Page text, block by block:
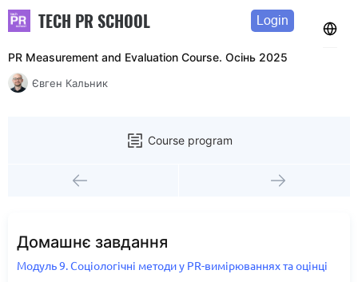
TECH PR SCHOOL Login
PR Measurement and Evaluation Course. Осінь 2025
Євген Кальник
Course program
Домашнє завдання
Модуль 9. Соціологічні методи у PR-вимірюваннях та оцінці